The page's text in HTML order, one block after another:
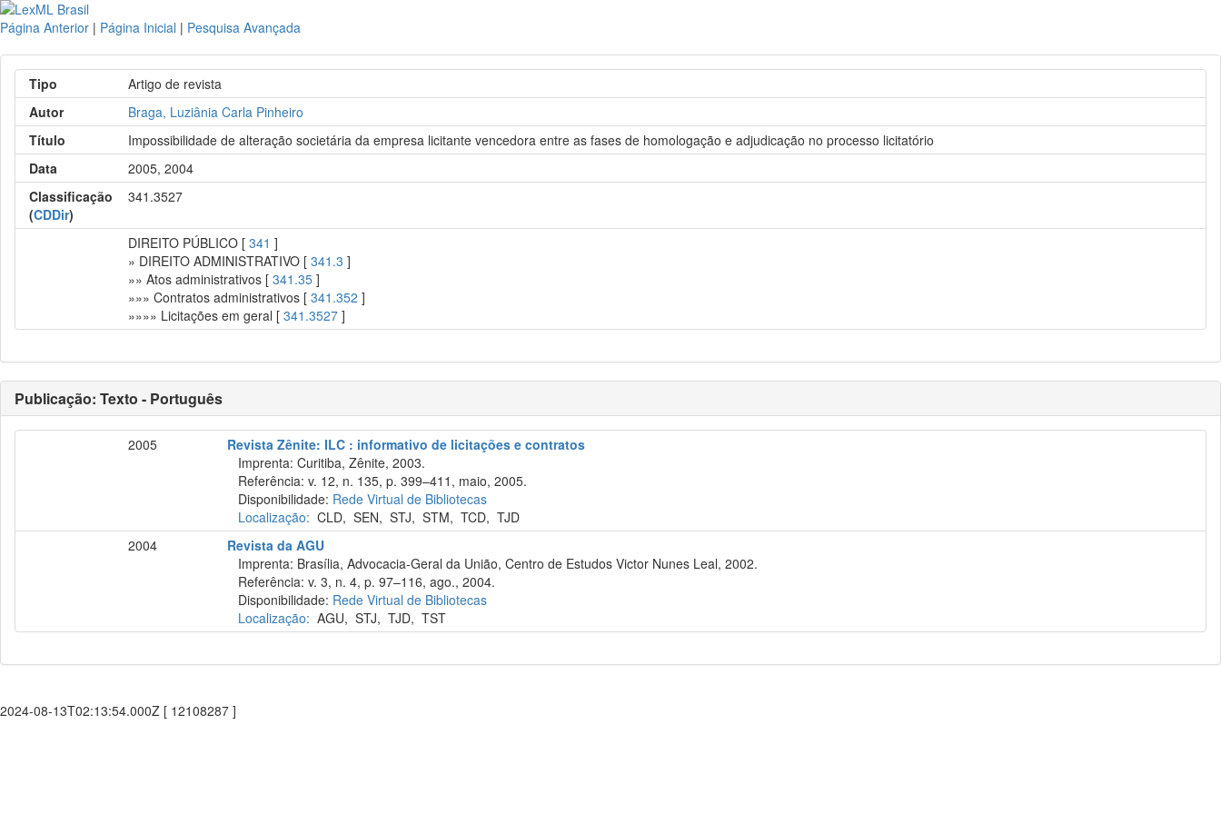
Página Anterior | Página Inicial | Pesquisa Avançada
Tipo
Artigo de revista
Autor
Braga, Luziânia Carla Pinheiro
Título
Impossibilidade de alteração societária da empresa licitante vencedora entre as fases de homologação e adjudicação no processo licitatório
Data
2005, 2004
Classificação
(CDDir)
341.3527
DIREITO PÚBLICO [341 ]
» DIREITO ADMINISTRATIVO [341.3 ]
»» Atos administrativos [341.35 ]
»»» Contratos administrativos [341.352 ]
»»»» Licitações em geral [341.3527 ]
Publicação: Texto - Português
2005
Revista Zênite: ILC : informativo de licitações e contratos
Imprenta: Curitiba, Zênite, 2003.
Referência: v. 12, n. 135, p. 399–411, maio, 2005.
Disponibilidade: Rede Virtual de Bibliotecas
Localização: CLD,SEN,STJ,STM,TCD,TJD
2004
Revista da AGU
Imprenta: Brasília, Advocacia-Geral da União, Centro de Estudos Victor Nunes Leal, 2002.
Referência: v. 3, n. 4, p. 97–116, ago., 2004.
Disponibilidade: Rede Virtual de Bibliotecas
Localização: AGU,STJ,TJD,TST
2024-08-13T02:13:54.000Z [ 12108287 ]